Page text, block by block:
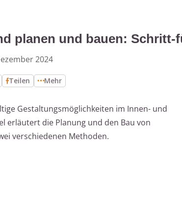
planen und bauen:
2024
Teilen Mehr
Gestaltungsmöglichkeiten im Innen- und
erläutert die Planung und den Bau von
verschiedenen Methoden.